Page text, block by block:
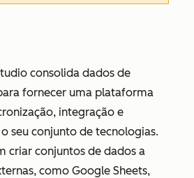
consolida dados de
fornecer uma plataforma
integração e
seu conjunto de tecnologias.
criar conjuntos de dados a
como Google Sheets,